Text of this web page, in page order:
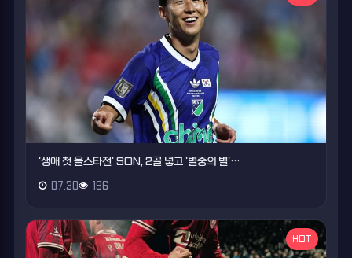
'생애 첫 올스타전' SON, 2골 넣고 '별중의 별'…
07.30 196
HOT